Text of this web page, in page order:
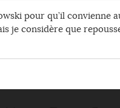
pour qu’il convienne
je considère que